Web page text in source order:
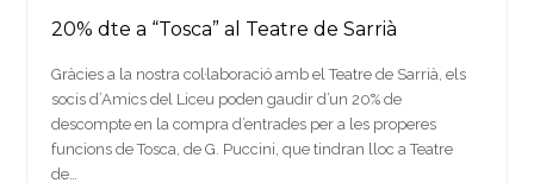
20% dte a “Tosca” al Teatre de Sarrià
Gràcies a la nostra col·laboració amb el Teatre de Sarrià, els
socis d’Amics del Liceu poden gaudir d’un 20% de
descompte en la compra d’entrades per a les properes
funcions de Tosca, de G. Puccini, que tindran lloc a Teatre
de…